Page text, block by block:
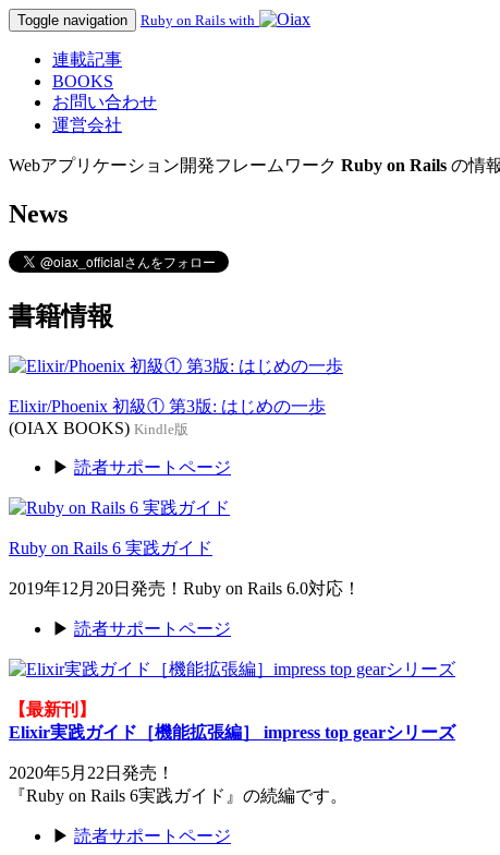
Toggle navigation Ruby on Rails with
連載記事
BOOKS
お問い合わせ
運営会社
Webアプリケーション開発フレームワーク Ruby on Rails の情
News
書籍情報
Elixir/Phoenix 初級① 第3版: はじめの一歩
(OIAX BOOKS) Kindle版
▶ 読者サポートページ
Ruby on Rails 6 実践ガイド
2019年12月20日発売！Ruby on Rails 6.0対応！
▶ 読者サポートページ
【最新刊】
Elixir実践ガイド［機能拡張編］ impress top gearシリーズ
2020年5月22日発売！
『Ruby on Rails 6実践ガイド』の続編です。
▶ 読者サポートページ